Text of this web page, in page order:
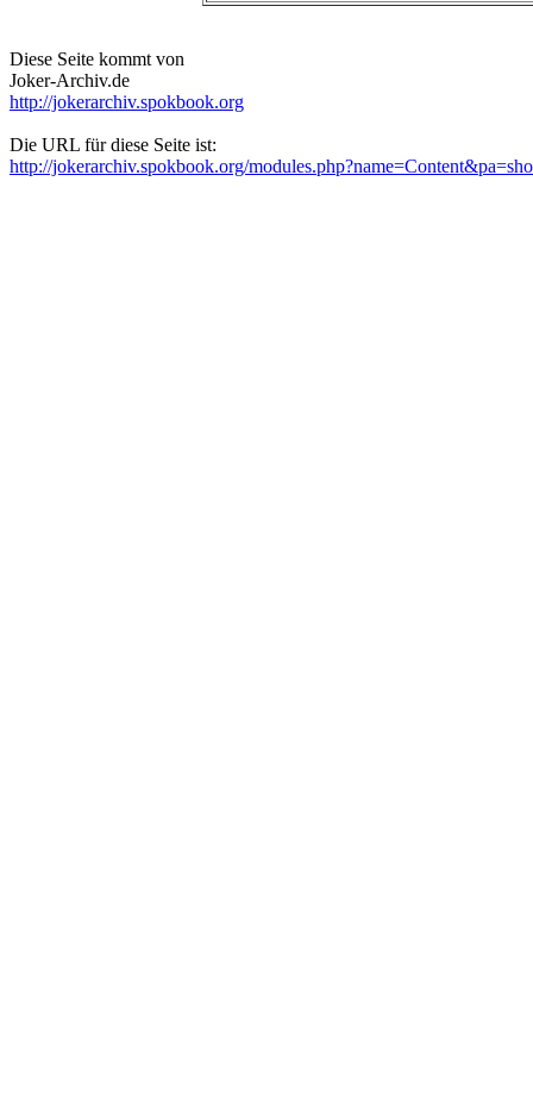
Diese Seite kommt von
Joker-Archiv.de
http://jokerarchiv.spokbook.org
Die URL für diese Seite ist:
http://jokerarchiv.spokbook.org/